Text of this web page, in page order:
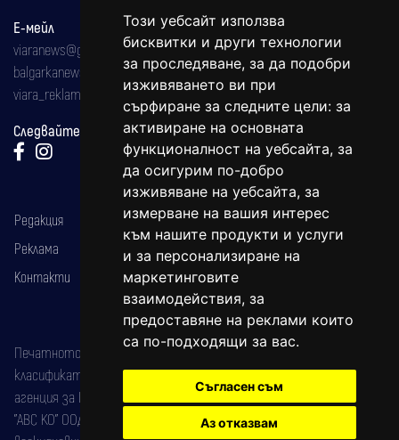
Този уебсайт използва
бисквитки и други технологии
за проследяване, за да подобри
изживяването ви при
сърфиране за следните цели: за
активиране на основната
функционалност на уебсайта, за
да осигурим по-добро
изживяване на уебсайта, за
измерване на вашия интерес
към нашите продукти и услуги
и за персонализиране на
маркетинговите
взаимодействия, за
предоставяне на реклами които
са по-подходящи за вас.
Съгласен съм
Аз отказвам
Е-мейл
viaranews@gmail.com
balgarkanews@gmail.com
viara_reklama@mail.bg
Следвайте ни:
Редакция
Реклама
Контакти
Печатното издание на вестника е регистрирано в националния
класификатор на печатните издания (Българска национална
агенция за ISSN) под номер: ISSN 1312-4722.
"АВС КО" ООД е притежател на марката: Вяра информационен